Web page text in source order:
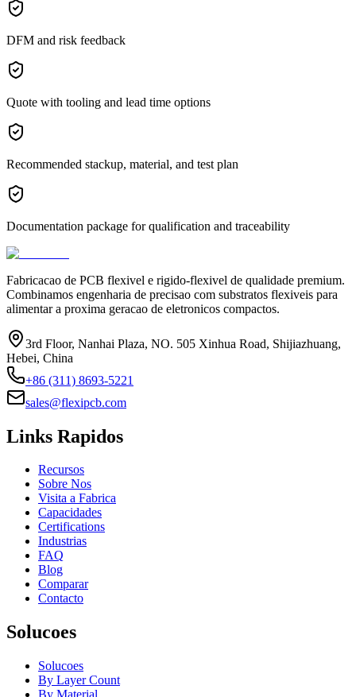
DFM and risk feedback
Quote with tooling and lead time options
Recommended stackup, material, and test plan
Documentation package for qualification and traceability
Fabricacao de PCB flexivel e rigido-flexivel de qualidade premium.
Combinamos engenharia de precisao com substratos flexiveis para
alimentar a proxima geracao de eletronicos compactos.
3rd Floor, Nanhai Plaza, NO. 505 Xinhua Road, Shijiazhuang,
Hebei, China
+86 (311) 8693-5221
sales@flexipcb.com
Links Rapidos
Recursos
Sobre Nos
Visita a Fabrica
Capacidades
Certifications
Industrias
FAQ
Blog
Comparar
Contacto
Solucoes
Solucoes
By Layer Count